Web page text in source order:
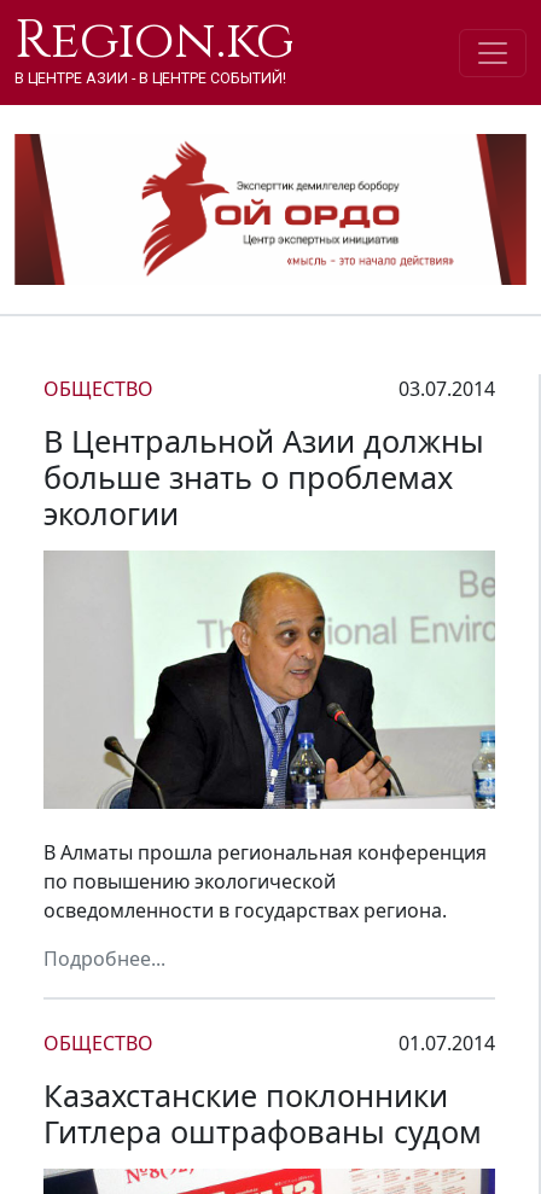
Region.kg
В ЦЕНТРЕ АЗИИ - В ЦЕНТРЕ СОБЫТИЙ!
ОБЩЕСТВО 03.07.2014
В Центральной Азии должны
больше знать о проблемах
экологии
В Алматы прошла региональная конференция
по повышению экологической
осведомленности в государствах региона.
Подробнее...
ОБЩЕСТВО 01.07.2014
Казахстанские поклонники
Гитлера оштрафованы судом